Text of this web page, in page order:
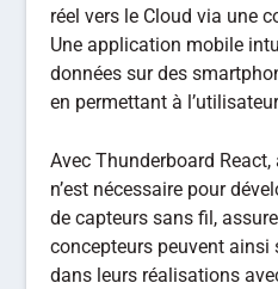
réel vers le Cloud via une
Une application mobile
données sur des
en permettant à
Avec Thunderboard
n’est nécessaire pour
de capteurs sans fil,
concepteurs peuvent ainsi
dans leurs réalisations